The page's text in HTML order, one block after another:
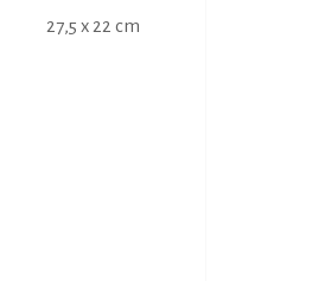
27,5 x 22 cm